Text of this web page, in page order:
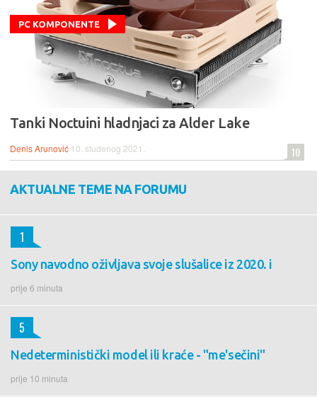
PC KOMPONENTE
Tanki Noctuini hladnjaci za Alder Lake
Denis Arunović 10. studenog 2021. 10
AKTUALNE TEME NA FORUMU
Sony navodno oživljava svoje slušalice iz 2020. i
prije 6 minuta
1
Nedeterministički model ili kraće - "me'sečini"
prije 10 minuta
5